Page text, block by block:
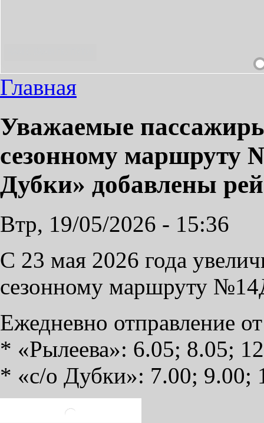
Главная
Уважаемые
сезонному маршруту
Дубки» добавлены
Втр, 19/05/2026 - 15:36
C 23 мая 2026 года
сезонному маршруту
Ежедневно отправление
* «Рылеева»: 6.05; 8.05;
* «с/о Дубки»: 7.00; 9.00;